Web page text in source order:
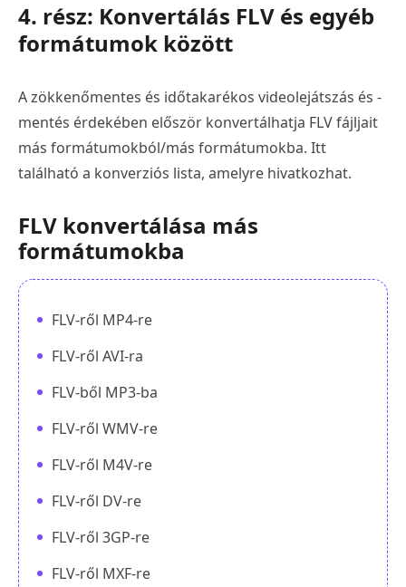
4. rész: Konvertálás FLV és egyéb
formátumok között
A zökkenőmentes és időtakarékos videolejátszás és -
mentés érdekében először konvertálhatja FLV fájljait
más formátumokból/más formátumokba. Itt
található a konverziós lista, amelyre hivatkozhat.
FLV konvertálása más
formátumokba
FLV-ről MP4-re
FLV-ről AVI-ra
FLV-ből MP3-ba
FLV-ről WMV-re
FLV-ről M4V-re
FLV-ről DV-re
FLV-ről 3GP-re
FLV-ről MXF-re